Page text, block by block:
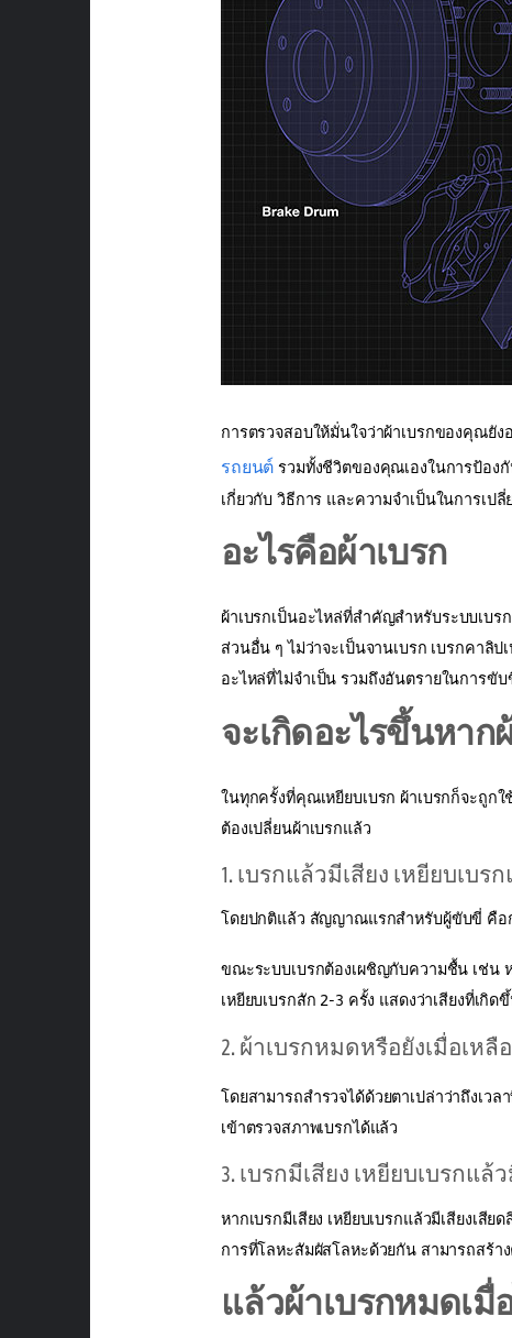
การตรวจสอบให้มั่นใจว่าผ้าเบรกของคุณยัง
รถยนต์ รวมทั้งชีวิตของคุณเองในการป้องกั
เกี่ยวกับ วิธีการ และความจำเป็นในการเป
อะไรคือผ้าเบรก
ผ้าเบรกเป็นอะไหล่ที่สำคัญสำหรับระบบเบ
ส่วนอื่น ๆ ไม่ว่าจะเป็นจานเบรก เบรกคาลิ
อะไหล่ที่ไม่จำเป็น รวมถึงอันตรายในการขั
จะเกิดอะไรขึ้นหาก
ในทุกครั้งที่คุณเหยียบเบรก ผ้าเบรกก็จะถูก
ต้องเปลี่ยนผ้าเบรกแล้ว
1. เบรกแล้วมีเสียง เหยียบเบร
โดยปกติแล้ว สัญญาณแรกสำหรับผู้ขับขี่ คือก
ขณะระบบเบรกต้องเผชิญกับความชื้น เช่น ห
เหยียบเบรกสัก 2-3 ครั้ง แสดงว่าเสียงที่เกิ
2. ผ้าเบรกหมดหรือยังเมื่อเห
โดยสามารถสำรวจได้ด้วยตาเปล่าว่าถึงเ
เข้าตรวจสภาพเบรกได้แล้ว
3. เบรกมีเสียง เหยียบเบรกแ
หากเบรกมีเสียง เหยียบเบรกแล้วมีเสียงเ
การที่โลหะสัมผัสโลหะด้วยกัน สามารถสร้า
แล้วผ้าเบรกหมดเ